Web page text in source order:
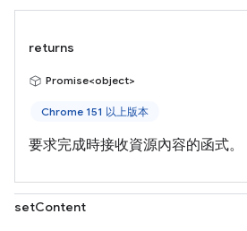
returns
Promise<object>
Chrome 151 以上版本
要求完成時接收資源內容的函式。
setContent